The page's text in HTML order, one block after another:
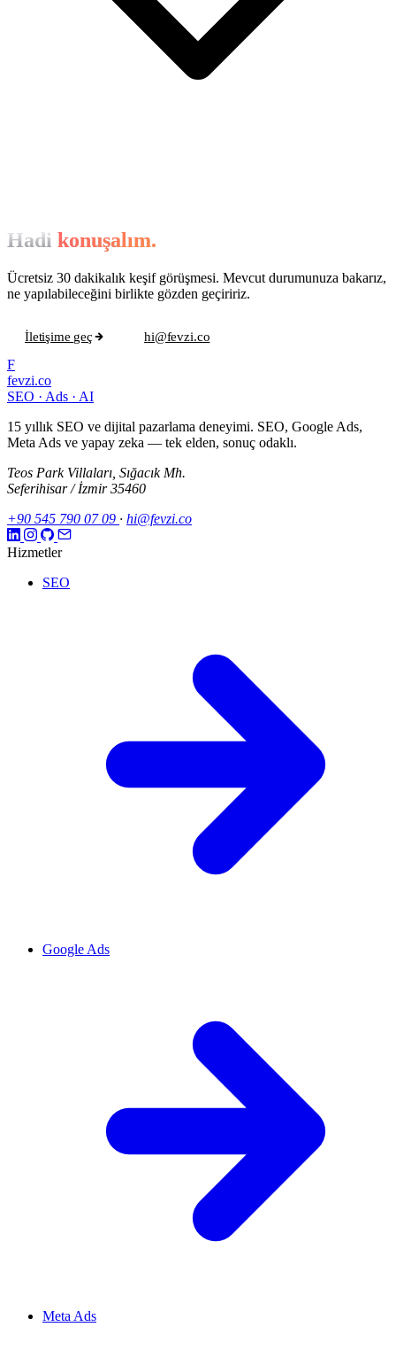
Hadi konuşalım.
Ücretsiz 30 dakikalık keşif görüşmesi. Mevcut durumunuza bakarız,
ne yapılabileceğini birlikte gözden geçiririz.
İletişime geç
hi@fevzi.co
F
fevzi.co
SEO · Ads · AI
15 yıllık SEO ve dijital pazarlama deneyimi. SEO, Google Ads,
Meta Ads ve yapay zeka — tek elden, sonuç odaklı.
Teos Park Villaları, Sığacık Mh.
Seferihisar / İzmir 35460
+90 545 790 07 09 · hi@fevzi.co
Hizmetler
SEO
Google Ads
Meta Ads